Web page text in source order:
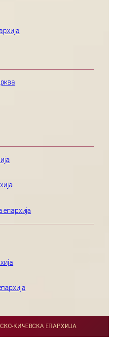
КИЧЕВСКА ЕПАРХИЈА